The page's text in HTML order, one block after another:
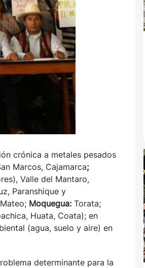
crónica a metales pesados
Marcos, Cajamarca;
Valle del Mantaro,
Paranshique y
Moquegua: Torata;
Huata, Coata); en
(agua, suelo y aire) en
determinante para la